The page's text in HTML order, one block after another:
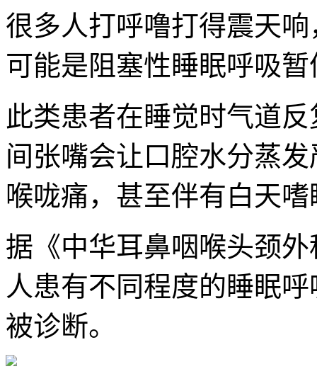
很多人打呼噜打得震天
可能是阻塞性睡眠呼吸
此类患者在睡觉时气道
间张嘴会让口腔水分蒸
喉咙痛，甚至伴有白天
据《中华耳鼻咽喉头颈
人患有不同程度的睡眠
被诊断。